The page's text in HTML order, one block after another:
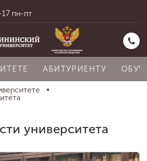
пн-пт
АБИТУРИЕНТУ
университета